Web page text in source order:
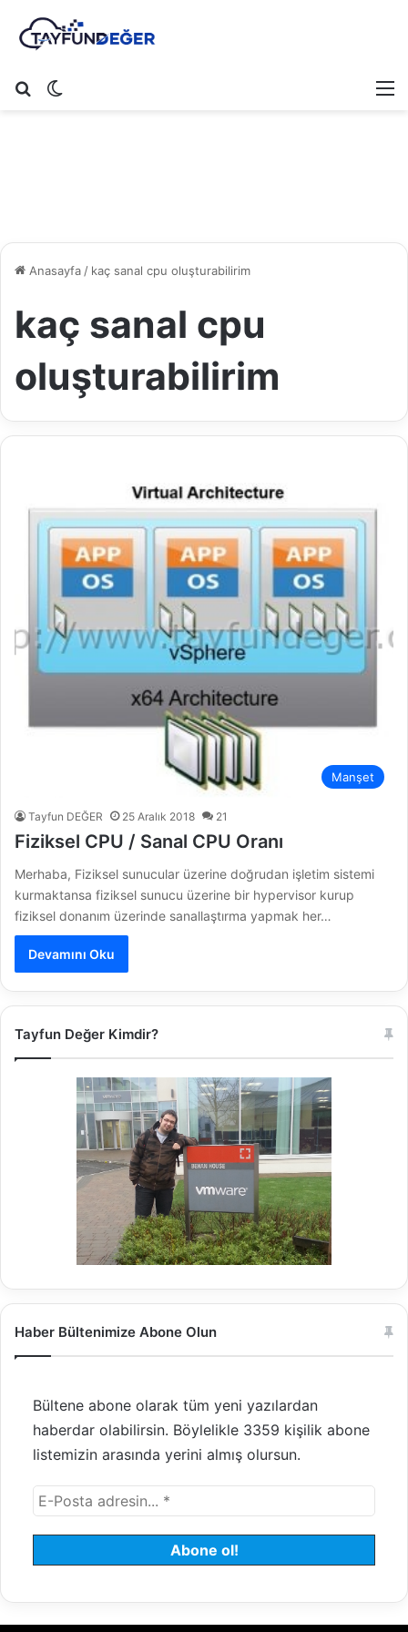
Arama yap ...
Anasayfa/ kaç sanal cpu oluşturabilirim
kaç sanal cpu
oluşturabilirim
Manşet
Tayfun DEĞER 25 Aralık 2018 21
Fiziksel CPU / Sanal CPU Oranı
Merhaba, Fiziksel sunucular üzerine doğrudan işletim sistemi
kurmaktansa fiziksel sunucu üzerine bir hypervisor kurup
fiziksel donanım üzerinde sanallaştırma yapmak her…
Devamını Oku
Tayfun Değer Kimdir?
Haber Bültenimize Abone Olun
Bültene abone olarak tüm yeni yazılardan
haberdar olabilirsin. Böylelikle 3359 kişilik abone
listemizin arasında yerini almış olursun.